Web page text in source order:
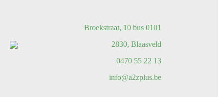
Broekstraat, 10 bus 0101
2830, Blaasveld
0470 55 22 13
info@a2zplus.be